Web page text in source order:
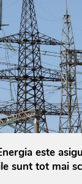
este
sunt tot mai